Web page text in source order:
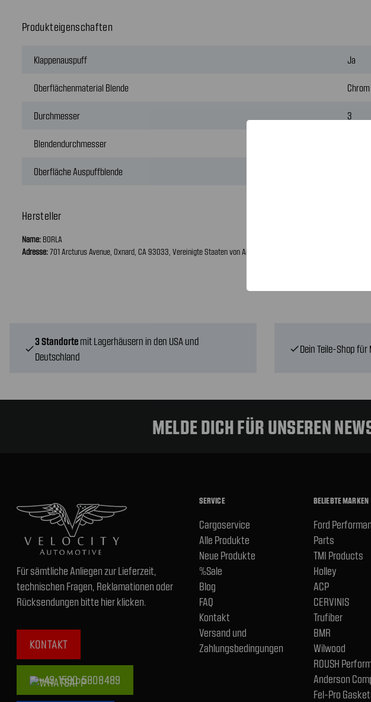
Produkteigenschaften
Klappenauspuff Ja
Oberflächenmaterial Blende Chrom
Durchmesser 3
Blendendurchmesser
Oberfläche Auspuffblende
Hersteller
Name: BORLA
Adresse:701 Arcturus Avenue, Oxnard, CA 93033, Vereinigte Staaten von Amerika
check
3 Standorte mit Lagerhäusern in den USA und
Deutschland
checkDein Teile-Shop für
MELDE DICH FÜR UNSEREN
Für sämtliche Anliegen zur Lieferzeit,
technischen Fragen, Reklamationen oder
Rücksendungen bitte hier klicken.
KONTAKT
+49 1590 5808489
SERVICE
Cargoservice
Alle Produkte
Neue Produkte
%Sale
Blog
FAQ
Kontakt
Versand und
Zahlungsbedingungen
BELIEBTE MARKEN
Ford
Parts
TMI Products
Holley
ACP
CERVINIS
Trufiber
BMR
Wilwood
ROUSH
Anderson
Fel-Pro